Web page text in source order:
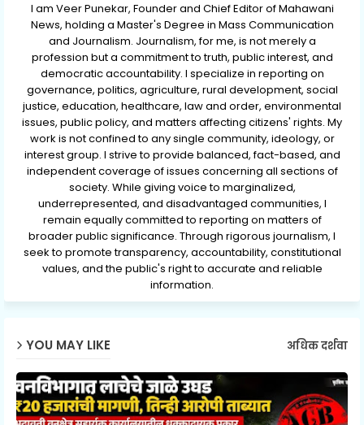
I am Veer Punekar, Founder and Chief Editor of Mahawani
News, holding a Master's Degree in Mass Communication
and Journalism. Journalism, for me, is not merely a
profession but a commitment to truth, public interest, and
democratic accountability. I specialize in reporting on
governance, politics, agriculture, rural development, social
justice, education, healthcare, law and order, environmental
issues, public policy, and matters affecting citizens' rights. My
work is not confined to any single community, ideology, or
interest group. I strive to provide balanced, fact-based, and
independent coverage of issues concerning all sections of
society. While giving voice to marginalized,
underrepresented, and disadvantaged communities, I
remain equally committed to reporting on matters of
broader public significance. Through rigorous journalism, I
seek to promote transparency, accountability, constitutional
values, and the public's right to accurate and reliable
information.
YOU MAY LIKE अधिक दर्शवा